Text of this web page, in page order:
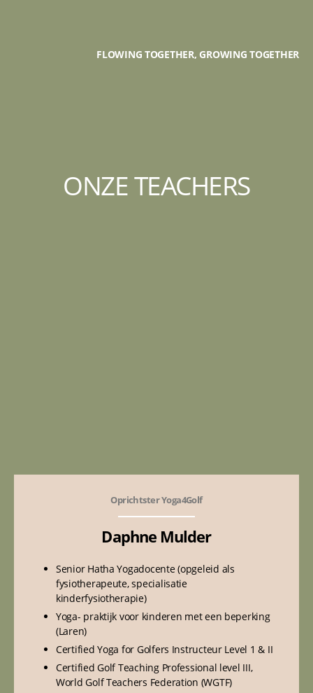
FLOWING TOGETHER, GROWING TOGETHER
ONZE TEACHERS
Oprichtster Yoga4Golf
Daphne Mulder
Senior Hatha Yogadocente (opgeleid als
fysiotherapeute, specialisatie
kinderfysiotherapie)
Yoga- praktijk voor kinderen met een beperking
(Laren)
Certified Yoga for Golfers Instructeur Level 1 & II
Certified Golf Teaching Professional level III,
World Golf Teachers Federation (WGTF)